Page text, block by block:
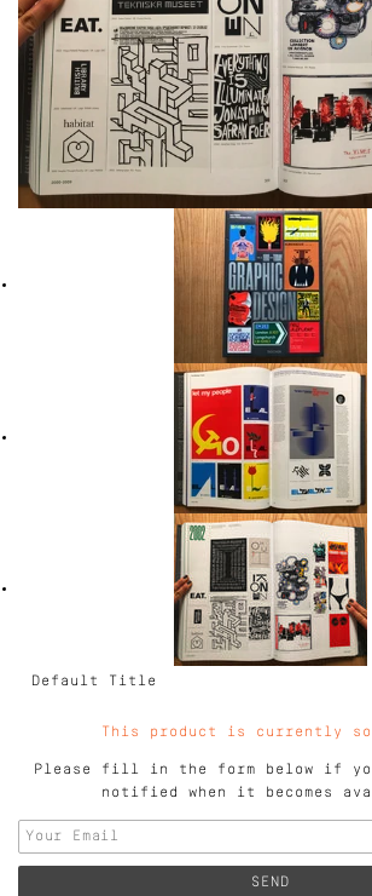
This product is currently
Please fill in the form below if
notified when it becomes